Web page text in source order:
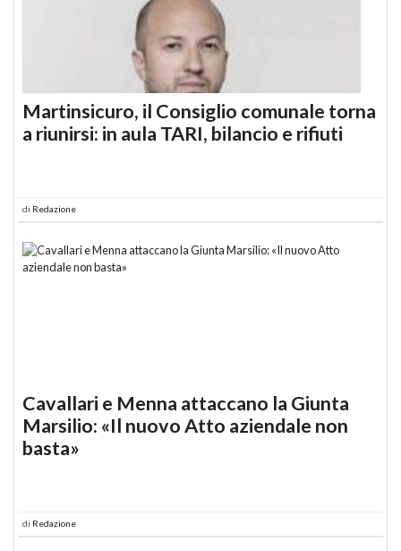
Martinsicuro, il Consiglio comunale torna
a riunirsi: in aula TARI, bilancio e rifiuti
di Redazione
Cavallari e Menna attaccano la Giunta
Marsilio: «Il nuovo Atto aziendale non
basta»
di Redazione